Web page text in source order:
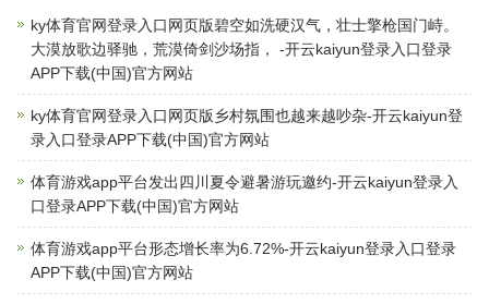
ky体育官网登录入口网页版碧空如洗硬汉气，壮士擎枪国门峙。
大漠放歌边驿驰，荒漠倚剑沙场指， -开云kaiyun登录入口登录
APP下载(中国)官方网站
ky体育官网登录入口网页版乡村氛围也越来越吵杂-开云kaiyun登
录入口登录APP下载(中国)官方网站
体育游戏app平台发出四川夏令避暑游玩邀约-开云kaiyun登录入
口登录APP下载(中国)官方网站
体育游戏app平台形态增长率为6.72%-开云kaiyun登录入口登录
APP下载(中国)官方网站